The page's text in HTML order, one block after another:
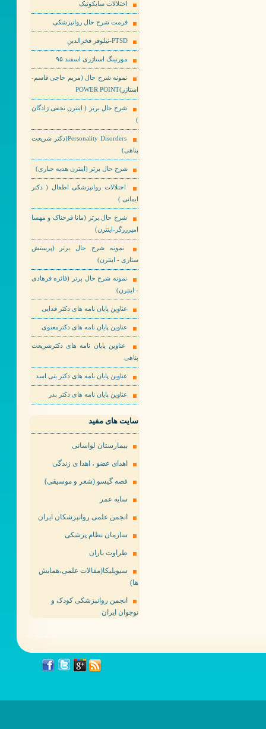
اختلالات سایکوتیک
فرمت شرح حال روانپزشکی
PTSD-نیلوفر فخرالدین
مورنینگ استاژری اسفند ۹۵
نمونه شرح حال (مریم حاجی قاسم-
استاژر)POWER POINT
شرح حال برتر ( اینترن نجفی زادگان
)
Personality Disorders(دکتر شریعت
پناهی)
شرح حال برتر (اینترن هدیه جباری)
اختلالات روانپزشکی اطفال ( دکتر
ایمانی )
شرح حال برتر (مانا فرحناک و مهسا
امیرزرگر-اینترن)
نمونه شرح حال برتر (پرستش
ستاری - اینترن)
نمونه شرح حال برتر (فائزه فرهادی
- اینترن)
عناوین پایان نامه های دکتر فدایی
عناوین پایان نامه های دکترمعنوی
عناوین پایان نامه های دکترشریعت
پناهی
عناوین پایان نامه های دکتر بنی اسد
عناوین پایان نامه های دکتر بدر
سایت های مفید
بیمارستان لواسانی
اهدای عضو ، اهدا ی زندگی
قصه گیسو (شعر و موسیقی)
سایه عمر
انجمن علمی روانپزشکان ایران
سازمان نظام پزشکی
طراوت باران
سیویلیکا(مقالات علمی،همایش
ها)
انجمن روانپزشکی کودک و
نوجوان ایران